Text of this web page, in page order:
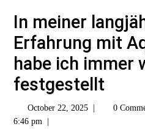
In meiner
Erfahrung mit
habe ich immer
festgestellt
October 22, 2025 0
6:46 pm